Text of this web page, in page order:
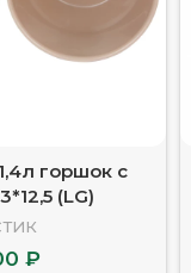
горшок с
(LG)
₽